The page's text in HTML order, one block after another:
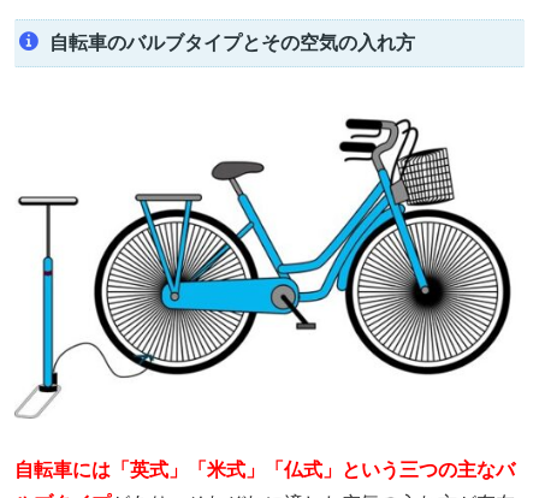
自転車のバルブタイプとその空気の入れ方
自転車には「英式」「米式」「仏式」という三つの主なバ